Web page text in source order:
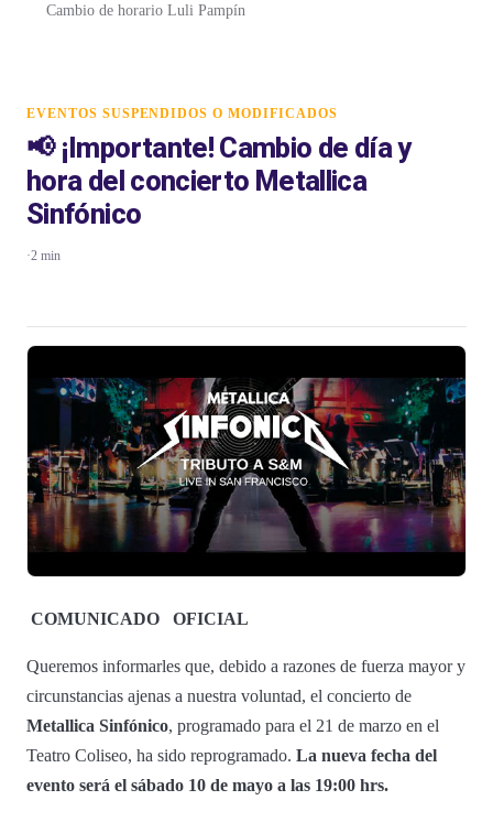
Cambio de horario Luli Pampín
EVENTOS SUSPENDIDOS O MODIFICADOS
📢 ¡Importante! Cambio de día y
hora del concierto Metallica
Sinfónico
·2 min
COMUNICADO OFICIAL
Queremos informarles que, debido a razones de fuerza mayor y
circunstancias ajenas a nuestra voluntad, el concierto de
Metallica Sinfónico, programado para el 21 de marzo en el
Teatro Coliseo, ha sido reprogramado. La nueva fecha del
evento será el sábado 10 de mayo a las 19:00 hrs.